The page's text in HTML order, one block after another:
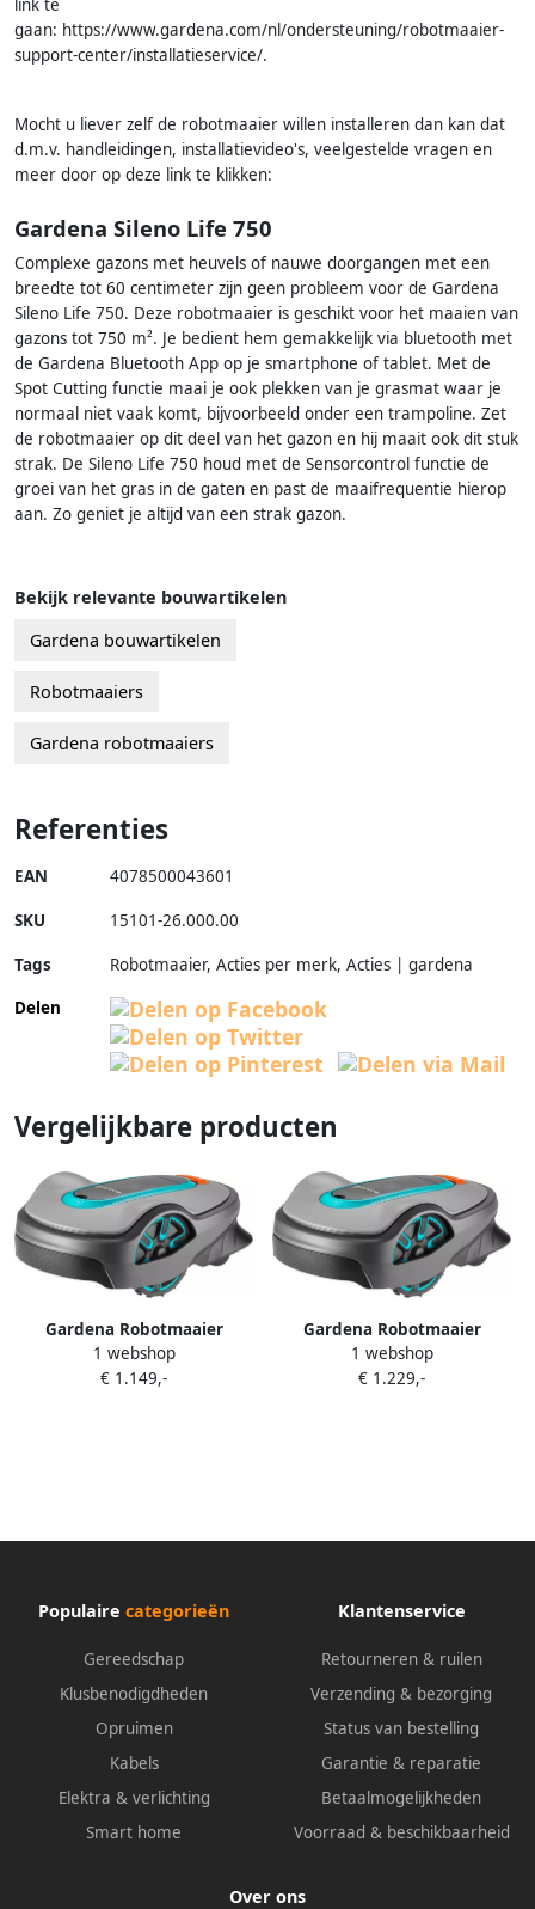
link te
gaan: https://www.gardena.com/nl/ondersteuning/robotmaaier-
support-center/installatieservice/.
Mocht u liever zelf de robotmaaier willen installeren dan kan dat
d.m.v. handleidingen, installatievideo's, veelgestelde vragen en
meer door op deze link te klikken:
Gardena Sileno Life 750
Complexe gazons met heuvels of nauwe doorgangen met een
breedte tot 60 centimeter zijn geen probleem voor de Gardena
Sileno Life 750. Deze robotmaaier is geschikt voor het maaien van
gazons tot 750 m². Je bedient hem gemakkelijk via bluetooth met
de Gardena Bluetooth App op je smartphone of tablet. Met de
Spot Cutting functie maai je ook plekken van je grasmat waar je
normaal niet vaak komt, bijvoorbeeld onder een trampoline. Zet
de robotmaaier op dit deel van het gazon en hij maait ook dit stuk
strak. De Sileno Life 750 houd met de Sensorcontrol functie de
groei van het gras in de gaten en past de maaifrequentie hierop
aan. Zo geniet je altijd van een strak gazon.
Bekijk relevante bouwartikelen
Gardena bouwartikelen
Robotmaaiers
Gardena robotmaaiers
Referenties
EAN 4078500043601
SKU 15101-26.000.00
Tags
Robotmaaier, Acties per merk, Acties | gardena
Delen
Vergelijkbare producten
Gardena Robotmaaier
SILENO life 1000m² 15102-26
1 webshop
€ 1.149,-
Gardena Robotmaaier
SILENO life 1250m² 15103-26
1 webshop
€ 1.229,-
Populaire categorieën
Gereedschap
Klusbenodigdheden
Opruimen
Kabels
Elektra & verlichting
Smart home
Klantenservice
Retourneren & ruilen
Verzending & bezorging
Status van bestelling
Garantie & reparatie
Betaalmogelijkheden
Voorraad & beschikbaarheid
Over ons